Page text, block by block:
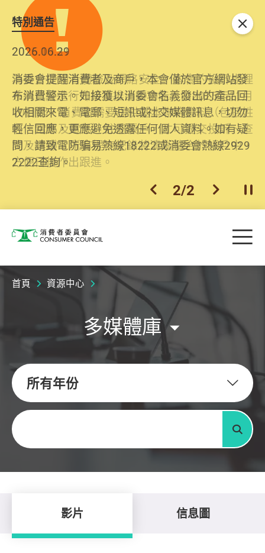
特別通告
2026.06.29
消委會提醒消費者及商戶，本會僅於官方網站發
布消費警示。如接獲以消委會名義發出的產品回
收相關來電、電郵、短訊或社交媒體訊息，切勿
輕信回應，更應避免透露任何個人資料。如有疑
問，請致電防騙易熱線18222或消委會熱線2929
2222查詢。
2025.10.31
為提升使用者體驗及網絡安全，本會的投訴處理
系統已經進行升級及推出新功能。由2025年11月
10日起，消費者需要提供基本聯絡資料（包括姓
名、電郵及電話）註冊帳戶，才可提交投訴、查
詢及建議。所有提交紀錄將清晰整合於帳戶中，
方便日後作出跟進。
上一個
2/2 下一個開
關閉
消費者委員會 目
首頁 資源中心
多媒體庫
所有年份
關鍵字
搜尋
影片 信息圖